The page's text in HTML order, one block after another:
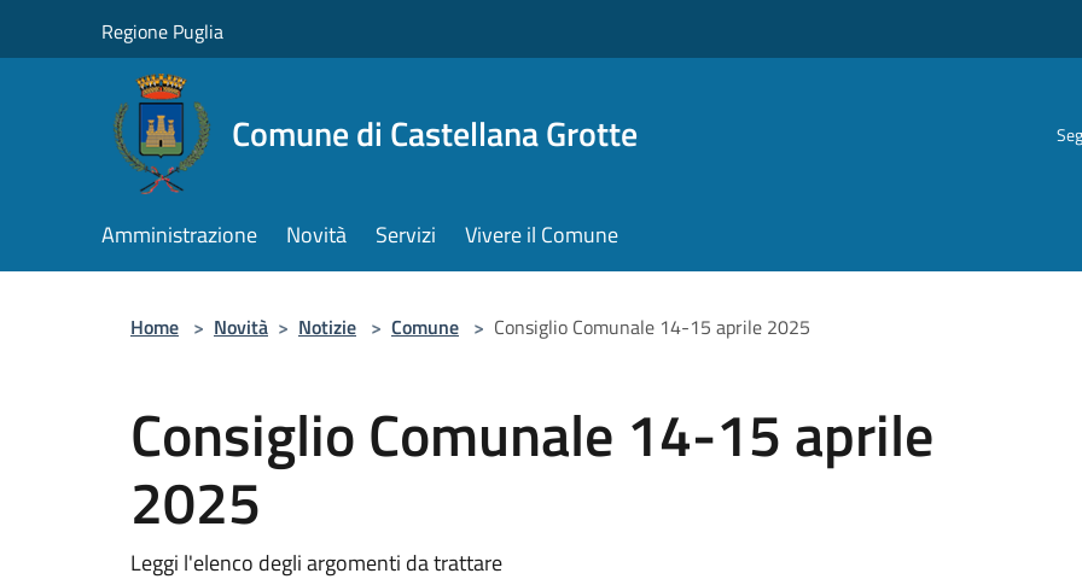
Regione Puglia
Comune di Castellana Grotte
Amministrazione Novità Servizi Vivere il Comune
Home > Novità > Notizie > Comune > Consiglio Comunale 14-15 aprile 2025
Consiglio Comunale 14-15 aprile
2025
Leggi l'elenco degli argomenti da trattare